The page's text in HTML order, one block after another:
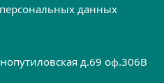
данных
д.69 оф.306B